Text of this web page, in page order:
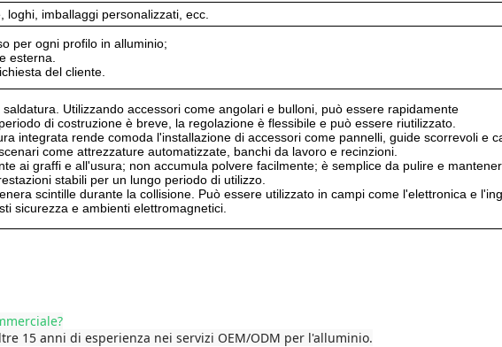
loghi, imballaggi personalizzati, ecc.
per ogni profilo in alluminio;
esterna.
del cliente.
Utilizzando accessori come angolari e bulloni, può essere rapidamente
di costruzione è breve, la regolazione è flessibile e può essere riutilizzato.
integrata rende comoda l'installazione di accessori come pannelli, guide scorrevoli e
come attrezzature automatizzate, banchi da lavoro e recinzioni.
ai graffi e all'usura; non accumula polvere facilmente; è semplice da pulire e
stabili per un lungo periodo di utilizzo.
scintille durante la collisione. Può essere utilizzato in campi come l'elettronica e
sicurezza e ambienti elettromagnetici.
15 anni di esperienza nei servizi OEM/ODM per l'alluminio.